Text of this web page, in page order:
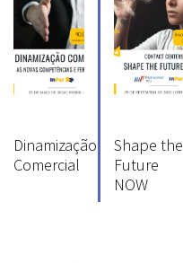
Dinamização
Comercial
Shape the
Future
NOW